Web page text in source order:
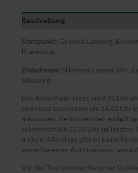
Beschreibung
Startpunkt: Gudenå Camping,
Brædstrup
Endadresse: Silkeborg Langsø Øst,
Silkeborg
Das Kanu/Kajak steht um 9.00 Uhr
und muss spätestens um 16.00 Uhr
ankommen. Sie können den
telefonisch bis 12.00 Uhr am letzten
ändern. Allerdings gibt es keine
wenn Sie einen Autotransport
Vor der Tour können Sie unter